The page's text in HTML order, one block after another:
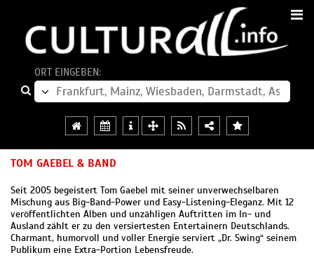
ORT EINGEBEN:
TOM GAEBEL & BAND
Seit 2005 begeistert Tom Gaebel mit seiner unverwechselbaren
Mischung aus Big-Band-Power und Easy-Listening-Eleganz. Mit 12
veröffentlichten Alben und unzähligen Auftritten im In- und
Ausland zählt er zu den versiertesten Entertainern Deutschlands.
Charmant, humorvoll und voller Energie serviert „Dr. Swing“ seinem
Publikum eine Extra-Portion Lebensfreude.